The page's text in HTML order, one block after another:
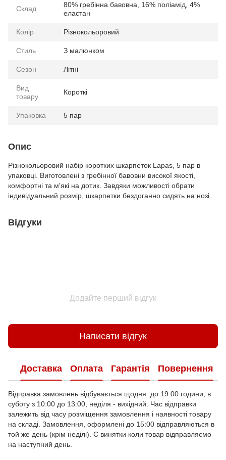
Склад
80% гребінна бавовна, 16% поліамід, 4%
еластан
Колір Різнокольоровий
Стиль З малюнком
Сезон Літні
Вид
товару
Короткі
Упаковка 5 пар
Опис
Різнокольоровий набір коротких шкарпеток Lapas, 5 пар в
упаковці. Виготовлені з гребінної бавовни високої якості,
комфортні та м'які на дотик. Завдяки можливості обрати
індивідуальний розмір, шкарпетки бездоганно сидять на нозі.
Відгуки
Додайте перший відгук
Написати відгук
Доставка Оплата Гарантія Повернення
Відправка замовлень відбувається щодня до 19:00 години, в
суботу з 10:00 до 13:00, неділя - вихідний. Час відправки
залежить від часу розміщення замовлення і наявності товару
на складі. Замовлення, оформлені до 15:00 відправляються в
той же день (крім неділі). Є винятки коли товар відправляємо
на наступний день.